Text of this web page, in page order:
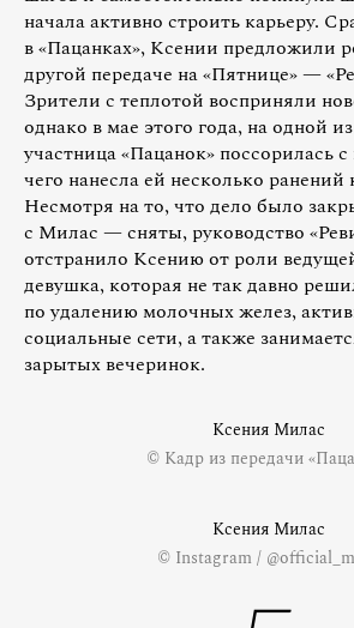
начала активно строить карьеру.
в «Пацанках», Ксении предложили
другой передаче на «Пятнице» —
Зрители с теплотой восприняли
однако в мае этого года, на одной
участница «Пацанок» поссорилась
чего нанесла ей несколько
Несмотря на то, что дело было
с Милас — сняты, руководство
отстранило Ксению от роли
девушка, которая не так давно
по удалению молочных желез,
социальные сети, а также
зарытых вечеринок.
Ксения Милас
© Кадр из передачи
Ксения Милас
© Instagram /